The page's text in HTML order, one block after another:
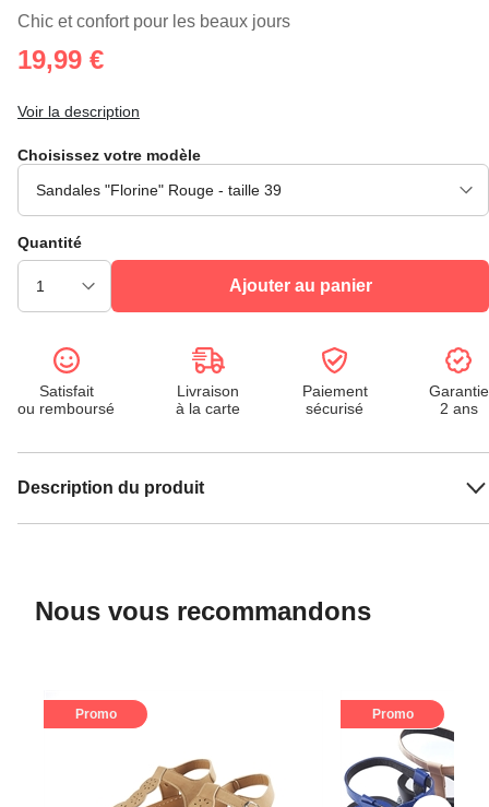
Chic et confort pour les beaux jours
19,99 €
Voir la description
Choisissez votre modèle
Quantité
Ajouter au panier
Satisfait
ou remboursé
Livraison
à la carte
Paiement
sécurisé
Garantie
2 ans
Description du produit
Nous vous recommandons
Promo Promo